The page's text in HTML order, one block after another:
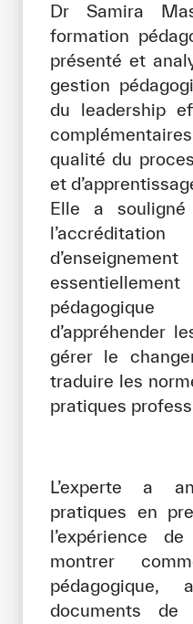
Notre méthode de
S’engager
Rejoignez la famille
Pour les fournisseurs
Devenir partenaire
Soutien et dons
Copyright
Politique
Politique et
Droit
Clause de
Dr Samira
formation
présenté et
gestion
du leadership
qualité du
et
Elle a
pédagogique
d’appréhender
gérer le
traduire les
pratiques
L’experte a
pratiques en
l’expérience
montrer
pédagogique,
documents